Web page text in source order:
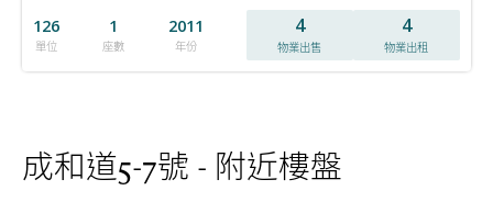
126
單位
1
座數
2011
年份
4
物業出售
4
物業出租
成和道5-7號 - 附近樓盤